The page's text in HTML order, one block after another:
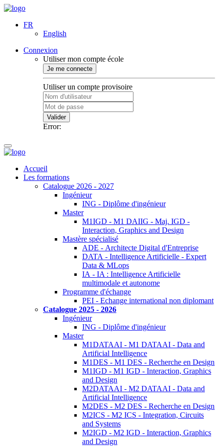
FR
English
Connexion
Utiliser mon compte école
Je me connecte
Utiliser un compte provisoire
Valider
Error:
Accueil
Les formations
Catalogue 2026 - 2027
Ingénieur
ING - Diplôme d'ingénieur
Master
M1IGD - M1 DAIIG - Maj. IGD -
Interaction, Graphics and Design
Mastère spécialisé
ADE - Architecte Digital d'Entreprise
DATA - Intelligence Artificielle - Expert
Data & MLops
IA - IA : Intelligence Artificielle
multimodale et autonome
Programme d'échange
PEI - Echange international non diplomant
Catalogue 2025 - 2026
Ingénieur
ING - Diplôme d'ingénieur
Master
M1DATAAI - M1 DATAAI - Data and
Artificial Intelligence
M1DES - M1 DES - Recherche en Design
M1IGD - M1 IGD - Interaction, Graphics
and Design
M2DATAAI - M2 DATAAI - Data and
Artificial Intelligence
M2DES - M2 DES - Recherche en Design
M2ICS - M2 ICS - Integration, Circuits
and Systems
M2IGD - M2 IGD - Interaction, Graphics
and Design